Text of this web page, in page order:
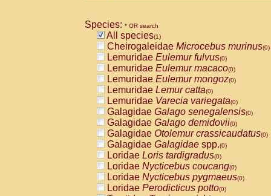
CebidaeCebus capucinus
CebidaeCebus nigrivittatus
CebidaeCebus spp.(0)
CebidaeSaimiri boliviensis(0)
CebidaeSaimiri sciureus(0)
AtelidaeAlouatta caraya(0)
AtelidaeAlouatta fusca(0)
AtelidaeAlouatta seniculus(0)
AtelidaeAlouattaspp.(0)
AtelidaeAteles belzebuth(0)
AtelidaeAteles geoffroyi(0)
AtelidaeAteles paniscus(0)
AtelidaeAtelesspp.(0)
AtelidaeLagothrix lagothricha(0)
AtelidaeLagothrix lagothricha cana
PitheciidaeCacajao calvus
Species: * OR search
All species(1)
Cheirogaleidae Microcebus murinus(0)
Lemuridae Eulemur fulvus(0)
Lemuridae Eulemur macaco(0)
Lemuridae Eulemur mongoz(0)
Lemuridae Lemur catta(0)
Lemuridae Varecia variegata(0)
Galagidae Galago senegalensis(0)
Galagidae Galago demidovii(0)
Galagidae Otolemur crassicaudatus(0)
Galagidae Galagidae spp.(0)
Loridae Loris tardigradus(0)
Loridae Nycticebus coucang(0)
Loridae Nycticebus pygmaeus(0)
Loridae Perodicticus potto(0)